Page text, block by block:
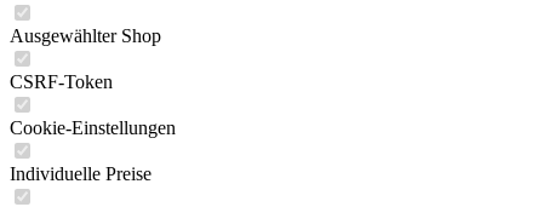
Ausgewählter Shop
CSRF-Token
Cookie-Einstellungen
Individuelle Preise